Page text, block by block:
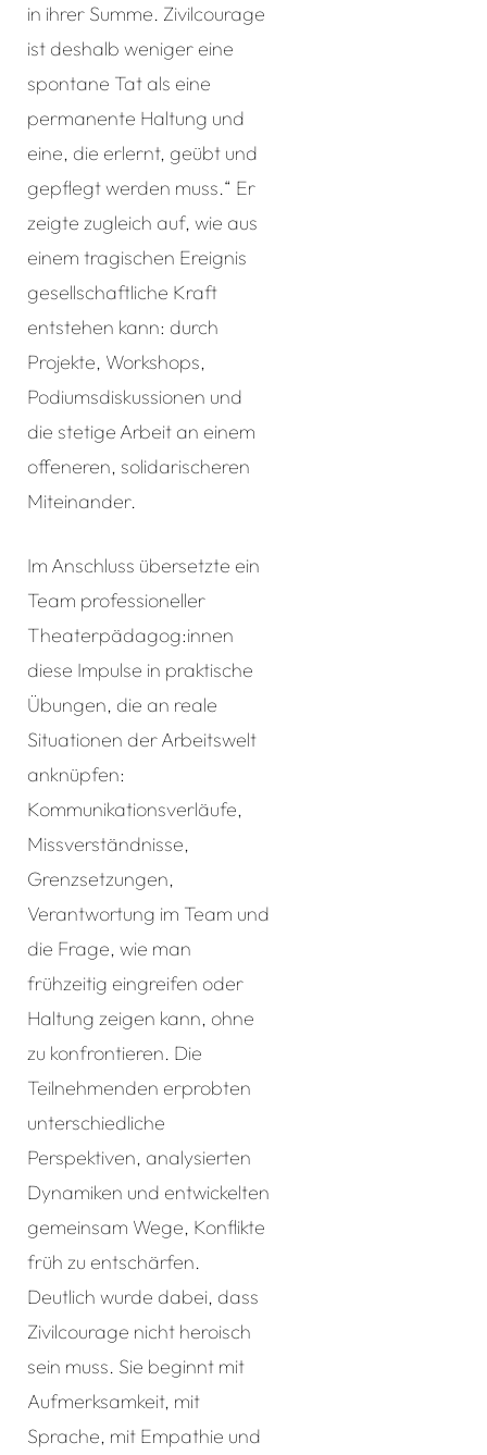
in ihrer Summe. Zivilcourage
ist deshalb weniger eine
spontane Tat als eine
permanente Haltung und
eine, die erlernt, geübt und
gepflegt werden muss.“ Er
zeigte zugleich auf, wie aus
einem tragischen Ereignis
gesellschaftliche Kraft
entstehen kann: durch
Projekte, Workshops,
Podiumsdiskussionen und
die stetige Arbeit an einem
offeneren, solidarischeren
Miteinander.
Im Anschluss übersetzte ein
Team professioneller
Theaterpädagog:innen
diese Impulse in praktische
Übungen, die an reale
Situationen der Arbeitswelt
anknüpfen:
Kommunikationsverläufe,
Missverständnisse,
Grenzsetzungen,
Verantwortung im Team und
die Frage, wie man
frühzeitig eingreifen oder
Haltung zeigen kann, ohne
zu konfrontieren. Die
Teilnehmenden erprobten
unterschiedliche
Perspektiven, analysierten
Dynamiken und entwickelten
gemeinsam Wege, Konflikte
früh zu entschärfen.
Deutlich wurde dabei, dass
Zivilcourage nicht heroisch
sein muss. Sie beginnt mit
Aufmerksamkeit, mit
Sprache, mit Empathie und